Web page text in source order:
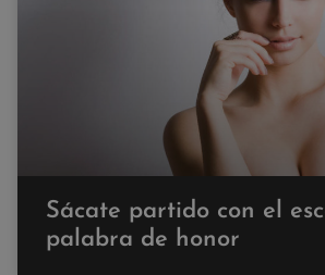
Sácate partido con el
palabra de honor